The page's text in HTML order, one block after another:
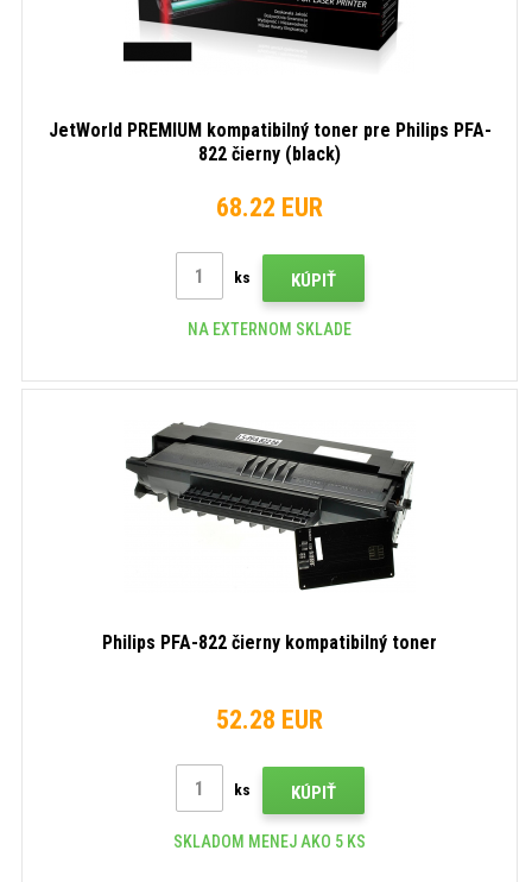
JetWorld PREMIUM kompatibilný toner pre Philips PFA-
822 čierny (black)
68.22 EUR
ks KÚPIŤ
NA EXTERNOM SKLADE
Philips PFA-822 čierny kompatibilný toner
52.28 EUR
ks KÚPIŤ
SKLADOM MENEJ AKO 5 KS